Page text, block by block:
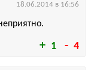
1 4
18.06.2014 в 16:56